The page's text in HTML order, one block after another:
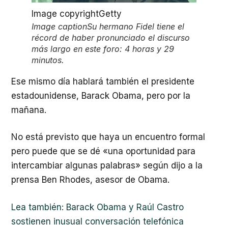
Image copyrightGetty
Image captionSu hermano Fidel tiene el
récord de haber pronunciado el discurso
más largo en este foro: 4 horas y 29
minutos.
Ese mismo día hablará también el presidente
estadounidense, Barack Obama, pero por la
mañana.
No está previsto que haya un encuentro formal
pero puede que se dé «una oportunidad para
intercambiar algunas palabras» según dijo a la
prensa Ben Rhodes, asesor de Obama.
Lea también: Barack Obama y Raúl Castro
sostienen inusual conversación telefónica